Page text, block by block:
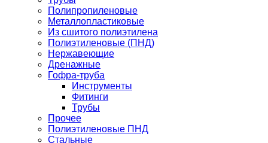
Полипропиленовые
Металлопластиковые
Из сшитого полиэтилена
Полиэтиленовые (ПНД)
Нержавеющие
Дренажные
Гофра-труба
Инструменты
Фитинги
Трубы
Прочее
Полиэтиленовые ПНД
Стальные